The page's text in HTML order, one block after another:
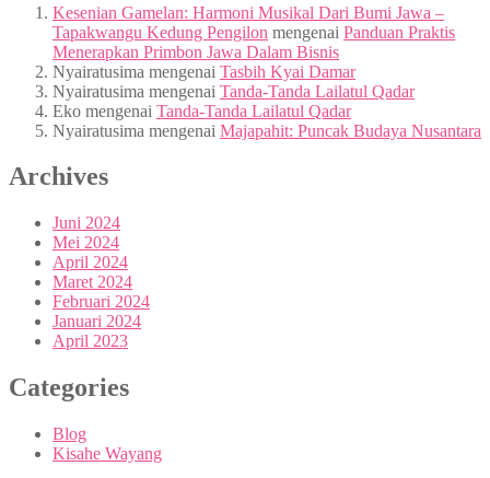
Kesenian Gamelan: Harmoni Musikal Dari Bumi Jawa –
Tapakwangu Kedung Pengilon mengenai Panduan Praktis
Menerapkan Primbon Jawa Dalam Bisnis
Nyairatusima mengenai Tasbih Kyai Damar
Nyairatusima mengenai Tanda-Tanda Lailatul Qadar
Eko mengenai Tanda-Tanda Lailatul Qadar
Nyairatusima mengenai Majapahit: Puncak Budaya Nusantara
Archives
Juni 2024
Mei 2024
April 2024
Maret 2024
Februari 2024
Januari 2024
April 2023
Categories
Blog
Kisahe Wayang